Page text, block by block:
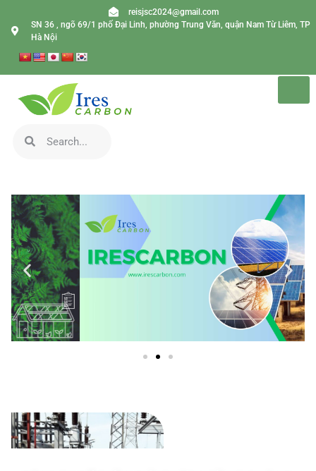
reisjsc2024@gmail.com
SN 36 , ngõ 69/1 phố Đại Linh, phường Trung Văn, quận Nam Từ Liêm, TP
Hà Nội